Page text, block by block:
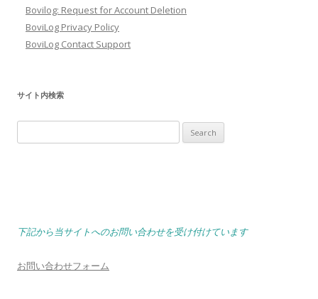
Bovilog: Request for Account Deletion
BoviLog Privacy Policy
BoviLog Contact Support
サイト内検索
for:
下記から当サイトへのお問い合わせを受け付けています
お問い合わせフォーム